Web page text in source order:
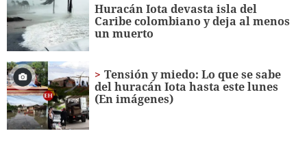
Huracán Iota devasta isla del
Caribe colombiano y deja al menos
un muerto
Tensión y miedo: Lo que se sabe
del huracán Iota hasta este lunes
(En imágenes)